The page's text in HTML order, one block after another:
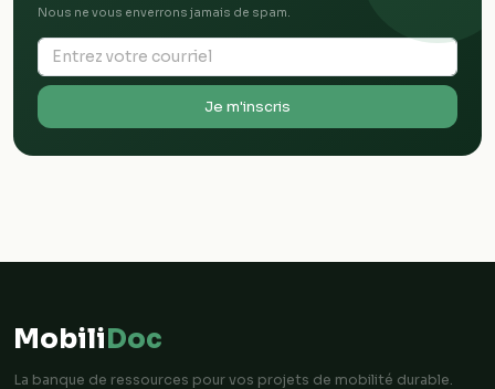
Nous ne vous enverrons jamais de spam.
Je m'inscris
MobiliDoc
La banque de ressources pour vos projets de mobilité durable.